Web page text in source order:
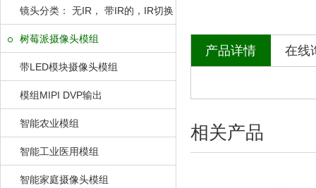
镜头分类： 无IR， 带IR的，IR切换
的 树莓派摄像头模组
带LED模块摄像头模组
模组MIPI DVP输出
智能农业模组
智能工业医用模组
智能家庭摄像头模组
产品详情 在线
相关产品